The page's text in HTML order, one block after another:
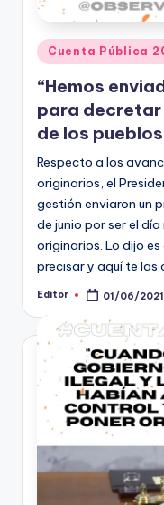
Publicado
en
Cuenta Pública
“Hemos
para decretar
de los
Respecto a los
originarios, el
gestión enviaron un
de junio por ser el
originarios. Lo dijo
precisar y aquí te las
Publicado
Editor 01/06/2021